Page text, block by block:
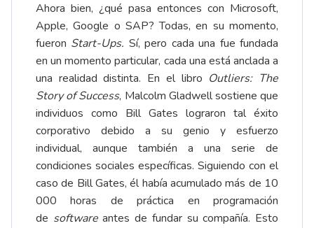
Ahora bien, ¿qué pasa entonces con Microsoft,
Apple, Google o SAP? Todas, en su momento,
fueron Start-Ups. Sí, pero cada una fue fundada
en un momento particular, cada una está anclada a
una realidad distinta. En el libro Outliers: The
Story of Success, Malcolm Gladwell sostiene que
individuos como Bill Gates lograron tal éxito
corporativo debido a su genio y esfuerzo
individual, aunque también a una serie de
condiciones sociales específicas. Siguiendo con el
caso de Bill Gates, él había acumulado más de 10
000 horas de práctica en programación
de softwareantes de fundar su compañía. Esto